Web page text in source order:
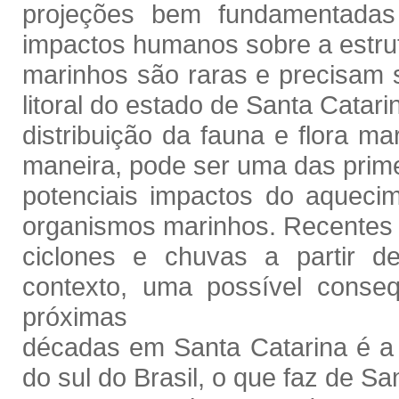
projeções bem
impactos humanos sobre a
marinhos são raras e
litoral do estado de Santa
distribuição da fauna e flora
maneira, pode ser uma das
potenciais impactos do
organismos marinhos.
ciclones e chuvas a partir
contexto, uma possível
próximas
décadas em Santa Catarina é
do sul do Brasil, o que faz de